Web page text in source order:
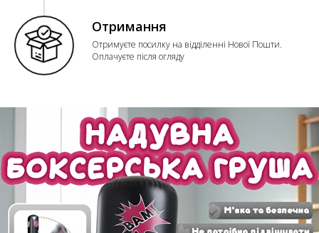
Отримання
Отримуєте посилку на відділенні Нової Пошти.
Оплачуєте після огляду